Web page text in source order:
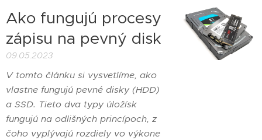
Ako fungujú procesy
zápisu na pevný disk
09.05.2023
V tomto článku si vysvetlíme, ako
vlastne fungujú pevné disky (HDD)
a SSD. Tieto dva typy úložísk
fungujú na odlišných princípoch, z
čoho vyplývajú rozdiely vo výkone